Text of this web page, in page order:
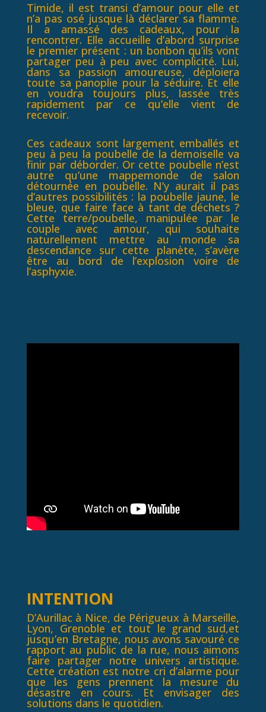
Timide, il est transi d’amour pour elle et
n’a pas osé jusque là déclarer sa flamme.
Il a amassé des cadeaux, pour la
rencontrer. Elle accueille d’abord surprise
le premier présent : un bonbon qu’ils vont
partager peu à peu avec complicité. Lui,
dans sa passion amoureuse, déploiera
toute sa panoplie pour la séduire. Et elle
en voudra toujours plus, lassée très
rapidement par ce qu’elle vient de
recevoir.
Ces cadeaux sont largement emballés et
peu à peu la poubelle de la demoiselle va
finir par déborder. Or cette poubelle n’est
autre qu’une mappemonde de salon
détournée en poubelle. N’y aurait il pas
d’autres possibilités : la poubelle jaune, le
bleue, que faire face à tant de déchets ?
Cette terre/poubelle, manipulée par le
couple avec amour, qui souhaite
naturellement mettre au monde sa
descendance sur cette planète, s’avère
être au bord de l’explosion voire de
l’asphyxie.
INTENTION
D’Aurillac à Nice, de Périgueux à Marseille,
Lyon, Grenoble et tout le grand sud,et
jusqu’en Bretagne, nous avons savouré ce
rapport au public de la rue, nous aimons
faire partager notre univers artistique.
Cette création est notre cri d’alarme pour
que les gens prennent la mesure du
désastre en cours. Et envisager des
solutions dans le quotidien.